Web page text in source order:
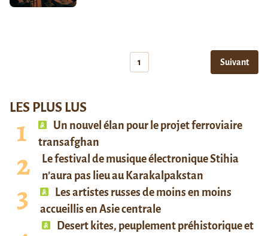
1 Suivant
LES PLUS LUS
Un nouvel élan pour le projet ferroviaire
transafghan
Le festival de musique électronique Stihia
n’aura pas lieu au Karakalpakstan
Les artistes russes de moins en moins
accueillis en Asie centrale
Desert kites, peuplement préhistorique et